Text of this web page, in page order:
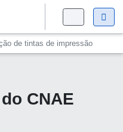
de tintas de impressão
CNAE